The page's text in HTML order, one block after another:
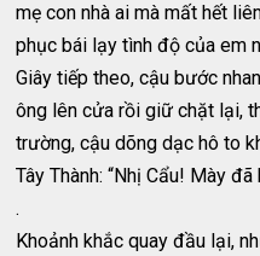
mẹ con nhà ai mà mất hết
phục bái lạy tình độ của em
Giây tiếp theo, cậu bước
ông lên cửa rồi giữ chặt lại,
trường, cậu dõng dạc hô to
Tây Thành: “Nhị Cẩu! Mày
.
Khoảnh khắc quay đầu lại,